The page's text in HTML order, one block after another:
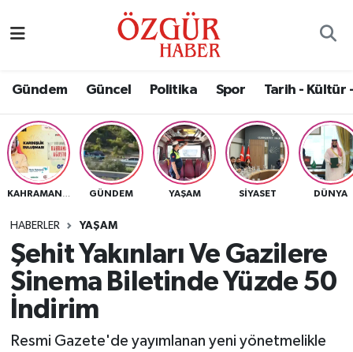
Gündem Güncel Politika Spor Tarih - Kültür
GÜNDEM YAŞAM SIYASET DÜNYA
HABERLER YAŞAM
Şehit Yakınları Ve Gazilere
Sinema Biletinde Yüzde 50
İndirim
Resmi Gazete'de yayımlanan yeni yönetmelikle
Eğitim
Ekonomi
Güncel
Gündem
Magazin
Politika
Nöbetçi Eczaneler
Namaz Vakitleri
Trafik Durumu
Süper Lig Puan Durumu ve Fikstür
Tüm Manşetler
Son Dakika Haberleri
Haber Arşivi